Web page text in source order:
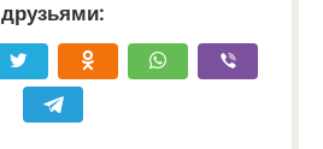
друзьями: